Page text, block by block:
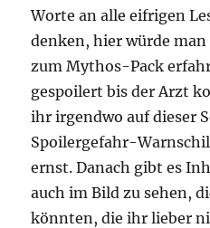
Worte an alle eifrigen
denken, hier würde
zum Mythos-Pack
gespoilert bis der Arzt
ihr irgendwo auf dieser
Spoilergefahr-
ernst. Danach gibt es
auch im Bild zu sehen,
könnten, die ihr lieber